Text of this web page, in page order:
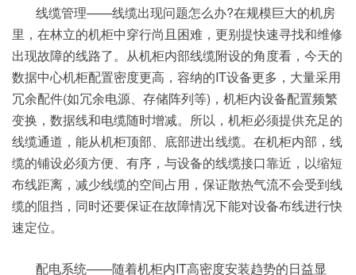
线缆管理——线缆出现问题怎么办?在规模巨大的机房
里，在林立的机柜中穿行尚且困难，更别提快速寻找和维修
出现故障的线路了。从机柜内部线缆附设的角度看，今天的
数据中心机柜配置密度更高，容纳的IT设备更多，大量采用
冗余配件(如冗余电源、存储阵列等)，机柜内设备配置频繁
变换，数据线和电缆随时增减。所以，机柜必须提供充足的
线缆通道，能从机柜顶部、底部进出线缆。在机柜内部，线
缆的铺设必须方便、有序，与设备的线缆接口靠近，以缩短
布线距离，减少线缆的空间占用，保证散热气流不会受到线
缆的阻挡，同时还要保证在故障情况下能对设备布线进行快
速定位。
配电系统——随着机柜内IT高密度安装趋势的日益显